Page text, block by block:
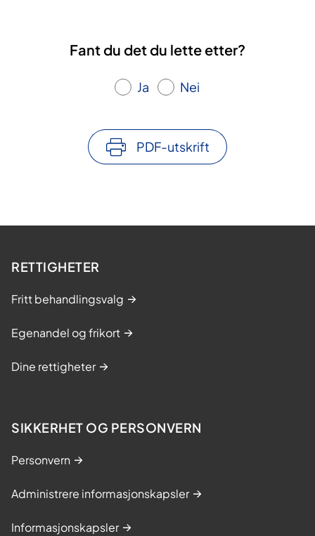
Fant du det du lette etter?
Ja Nei
PDF-utskrift
RETTIGHETER
Fritt behandlingsvalg
Egenandel og frikort
Dine rettigheter
SIKKERHET OG PERSONVERN
Personvern
Administrere informasjonskapsler
Informasjonskapsler